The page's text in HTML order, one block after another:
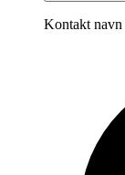
Kontakt navn